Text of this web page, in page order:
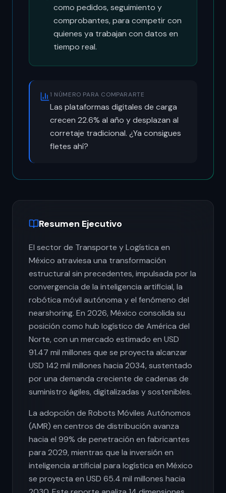
como pedidos, seguimiento y
comprobantes, para competir con
quienes ya trabajan con datos en
tiempo real.
1 NÚMERO PARA COMPARARTE
Las plataformas digitales de carga
crecen 22.6% al año y desplazan al
corretaje tradicional. ¿Ya consigues
fletes ahí?
Resumen Ejecutivo
El sector de Transporte y Logística en
México atraviesa una transformación
estructural sin precedentes, impulsada por la
convergencia de la inteligencia artificial, la
robótica móvil autónoma y el fenómeno del
nearshoring. En 2026, México consolida su
posición como hub logístico de América del
Norte, con un mercado estimado en USD
91.47 mil millones que se proyecta alcanzar
USD 142 mil millones hacia 2034, sustentado
por una demanda creciente de cadenas de
suministro ágiles, digitalizadas y sostenibles.
La adopción de Robots Móviles Autónomos
(AMR) en centros de distribución avanza
hacia el 99% de penetración en fabricantes
para 2029, mientras que la inversión en
inteligencia artificial para logística en México
se proyecta en USD 65.4 mil millones hacia